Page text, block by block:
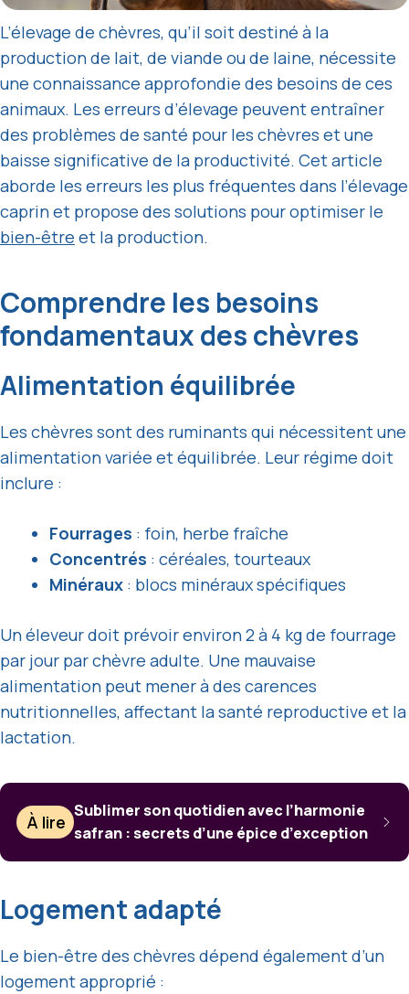
L’élevage de chèvres, qu’il soit destiné à la
production de lait, de viande ou de laine, nécessite
une connaissance approfondie des besoins de ces
animaux. Les erreurs d’élevage peuvent entraîner
des problèmes de santé pour les chèvres et une
baisse significative de la productivité. Cet article
aborde les erreurs les plus fréquentes dans l’élevage
caprin et propose des solutions pour optimiser le
bien-être et la production.
Comprendre les besoins
fondamentaux des chèvres
Alimentation équilibrée
Les chèvres sont des ruminants qui nécessitent une
alimentation variée et équilibrée. Leur régime doit
inclure :
Fourrages : foin, herbe fraîche
Concentrés : céréales, tourteaux
Minéraux : blocs minéraux spécifiques
Un éleveur doit prévoir environ 2 à 4 kg de fourrage
par jour par chèvre adulte. Une mauvaise
alimentation peut mener à des carences
nutritionnelles, affectant la santé reproductive et la
lactation.
À lire
Sublimer son quotidien avec l’harmonie
safran : secrets d’une épice d’exception
Logement adapté
Le bien-être des chèvres dépend également d’un
logement approprié :